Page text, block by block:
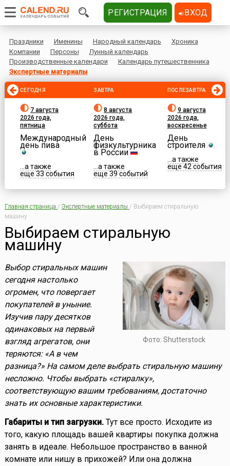
Праздники Именины Народный календарь
Хроника
Компании
Персоны
Лунный календарь
Производственные календари
Календарь путешественника
Экспертные материалы
СЕГОДНЯ
7 августа
2026 года,
пятница
Международный
день пива
...а также
еще 33 события
ЗАВТРА
8 августа
2026 года,
суббота
День
физкультурника
в России
...а также
еще 39 событий
ПОСЛЕЗАВТРА
9 августа
2026 года,
воскресенье
День
строителя
...а также
еще 42 события
Главная страница / Экспертные материалы / Выбираем стиральную
машину
Выбираем стиральную
машину
Фото: Shutterstock
Выбор стиральных машин
сегодня настолько
огромен, что повергает
покупателей в уныние.
Изучив пару десятков
одинаковых на первый
взгляд агрегатов, они
теряются: «А в чем
разница?» На самом деле выбрать стиральную машину
несложно. Чтобы выбрать «стиралку»,
соответствующую вашим требованиям, достаточно
знать их основные характеристики.
Габариты и тип загрузки. Тут все просто. Исходите из
того, какую площадь вашей квартиры покупка должна
занять в идеале. Небольшое пространство в ванной
комнате или нишу в прихожей? Или она должна
РЕГИСТРАЦИЯ ВХОД